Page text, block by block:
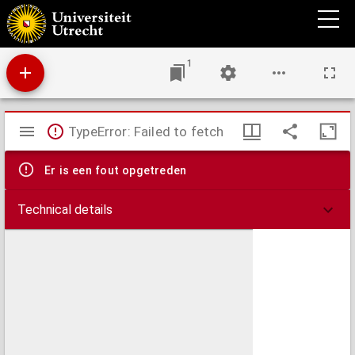
Bijdrage tot de kennis der Vitamine-C : stofwisseling bij jonge kinderen
1
Mirador
viewer
TypeError: Failed to fetch
Er is een fout opgetreden
Technical details